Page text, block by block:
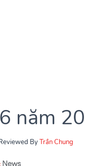
năm
ByTrần Chung